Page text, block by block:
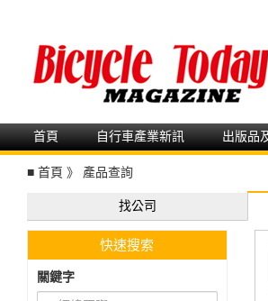
首頁 自行車產業新訊 出版品
■ 首頁 》 產品查詢
找公司
快速搜索
關鍵字